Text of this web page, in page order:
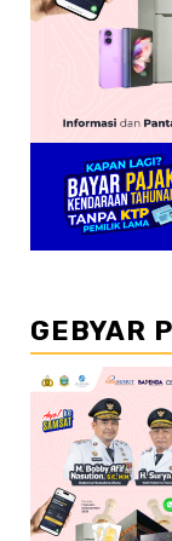
GEBYAR